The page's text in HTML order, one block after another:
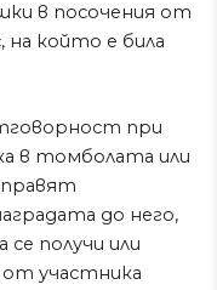
в посочения от
който е била
при
в томболата или
до него,
получи или
от участника